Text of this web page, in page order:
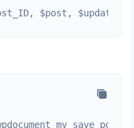
$post, $update );